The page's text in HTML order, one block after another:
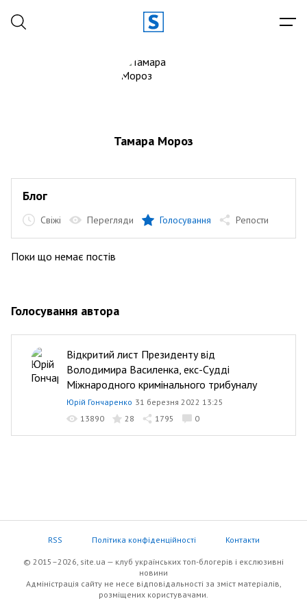
Тамара Мороз
Блог
Свіжі Перегляди Голосування Репости
Поки що немає постів
Голосування автора
Відкритий лист Президенту від
Володимира Василенка, екс-Судді
Міжнародного кримінального трибуналу
Юрій Гончаренко 31 березня 2022 13:25
13890
28 1795 0
RSS Політика конфіденційності Контакти
© 2015–2026, site.ua — клуб українських топ-блогерів i екслюзивнi
новини
Адміністрація сайту не несе відповідальності за зміст матеріалів,
розміщених користувачами.